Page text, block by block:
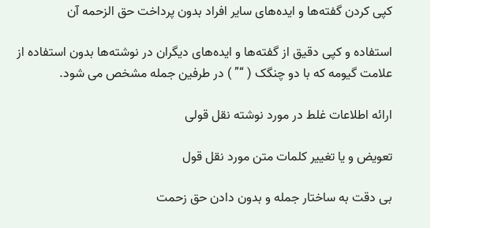
کپی کردن گفته‌ها و ایده‌های سایر افراد بدون پرداخت حق الزحمه آن
استفاده و کپی دقیق از گفته‌ها و ایده‌های دیگران در نوشته‌ها بدون استفاده از
علامت گیومه که با دو چنگک ( “” ) در طرفین جمله مشخص می شود.
ارائه اطلاعات غلط در مورد نوشته نقل قولی
تعویض و یا تغییر کلمات متن مورد نقل قول
بی دقت به ساختار جمله و بدون دادن حق زحمت